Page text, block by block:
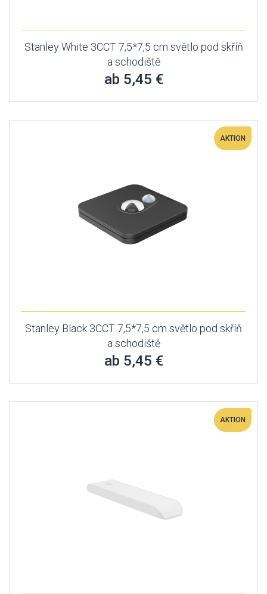
Stanley White 3CCT 7,5*7,5 cm světlo pod skříň
a schodiště
ab 5,45 €
AKTION
Stanley Black 3CCT 7,5*7,5 cm světlo pod skříň
a schodiště
ab 5,45 €
AKTION